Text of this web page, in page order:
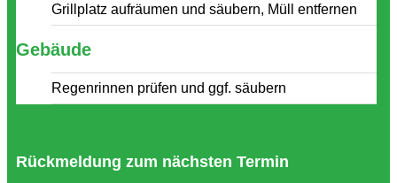
Grillplatz aufräumen und säubern, Müll entfernen
Gebäude
Regenrinnen prüfen und ggf. säubern
Rückmeldung zum nächsten Termin